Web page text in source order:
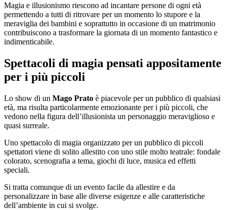
Magia e illusionismo riescono ad incantare persone di ogni età
permettendo a tutti di ritrovare per un momento lo stupore e la
meraviglia dei bambini e soprattutto in occasione di un matrimonio
contribuiscono a trasformare la giornata di un momento fantastico e
indimenticabile.
Spettacoli di magia pensati appositamente
per i più piccoli
Lo show di un Mago Prato è piacevole per un pubblico di qualsiasi
età, ma risulta particolarmente emozionante per i più piccoli, che
vedono nella figura dell’illusionista un personaggio meraviglioso e
quasi surreale.
Uno spettacolo di magia organizzato per un pubblico di piccoli
spettatori viene di solito allestito con uno stile molto teatrale: fondale
colorato, scenografia a tema, giochi di luce, musica ed effetti
speciali.
Si tratta comunque di un evento facile da allestire e da
personalizzare in base alle diverse esigenze e alle caratteristiche
dell’ambiente in cui si svolge.